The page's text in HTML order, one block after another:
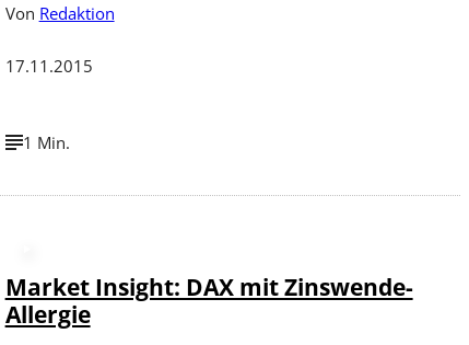
Von Redaktion
17.11.2015
1 Min.
Market Insight: DAX mit Zinswende-
Allergie